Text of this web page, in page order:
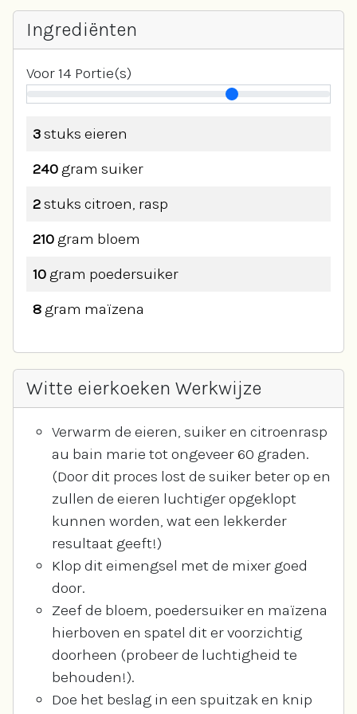
Ingrediënten
Voor14 Portie(s)
3stuks eieren
240 gram suiker
2stuks citroen, rasp
210 gram bloem
10 gram poedersuiker
8 gram maïzena
Witte eierkoeken Werkwijze
Verwarm de eieren, suiker en citroenrasp
au bain marie tot ongeveer 60 graden.
(Door dit proces lost de suiker beter op en
zullen de eieren luchtiger opgeklopt
kunnen worden, wat een lekkerder
resultaat geeft!)
Klop dit eimengsel met de mixer goed
door.
Zeef de bloem, poedersuiker en maïzena
hierboven en spatel dit er voorzichtig
doorheen (probeer de luchtigheid te
behouden!).
Doe het beslag in een spuitzak en knip